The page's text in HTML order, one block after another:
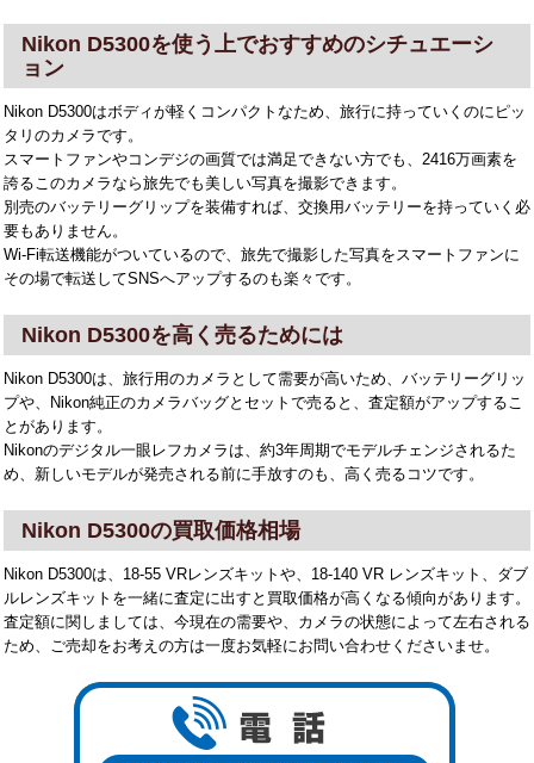
Nikon D5300を使う上でおすすめのシチュエーシ
ョン
Nikon D5300はボディが軽くコンパクトなため、旅行に持っていくのにピッ
タリのカメラです。
スマートファンやコンデジの画質では満足できない方でも、2416万画素を
誇るこのカメラなら旅先でも美しい写真を撮影できます。
別売のバッテリーグリップを装備すれば、交換用バッテリーを持っていく必
要もありません。
Wi-Fi転送機能がついているので、旅先で撮影した写真をスマートファンに
その場で転送してSNSへアップするのも楽々です。
Nikon D5300を高く売るためには
Nikon D5300は、旅行用のカメラとして需要が高いため、バッテリーグリッ
プや、Nikon純正のカメラバッグとセットで売ると、査定額がアップするこ
とがあります。
Nikonのデジタル一眼レフカメラは、約3年周期でモデルチェンジされるた
め、新しいモデルが発売される前に手放すのも、高く売るコツです。
Nikon D5300の買取価格相場
Nikon D5300は、18-55 VRレンズキットや、18-140 VR レンズキット、ダブ
ルレンズキットを一緒に査定に出すと買取価格が高くなる傾向があります。
査定額に関しましては、今現在の需要や、カメラの状態によって左右される
ため、ご売却をお考えの方は一度お気軽にお問い合わせくださいませ。